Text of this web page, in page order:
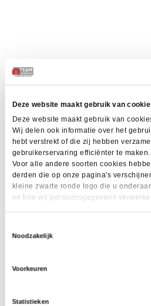
Deze website maakt gebruik van
Deze website maakt gebruik van
Wij delen ook informatie over het
hebt verstrekt of die zij hebben
gebruikerservaring efficiënter te
Voor alle andere soorten cookies
derden die op onze pagina's
kleine zwarte ronde logo die u
en hoe wij persoonsgegevens
Noodzakelijk
Voorkeuren
Statistieken